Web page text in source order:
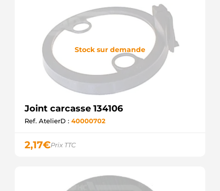
Stock sur demande
Joint carcasse 134106
Ref. AtelierD : 40000702
2,17€Prix TTC